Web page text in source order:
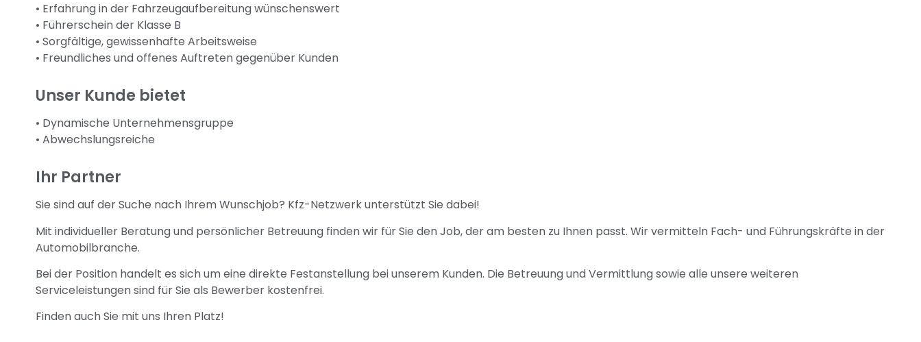
• Erfahrung in der Fahrzeugaufbereitung wünschenswert
• Führerschein der Klasse B
• Sorgfältige, gewissenhafte Arbeitsweise
• Freundliches und offenes Auftreten gegenüber Kunden
Unser Kunde bietet
• Dynamische Unternehmensgruppe
• Abwechslungsreiche
Ihr Partner
Sie sind auf der Suche nach Ihrem Wunschjob? Kfz-Netzwerk unterstützt Sie dabei!
Mit individueller Beratung und persönlicher Betreuung finden wir für Sie den Job, der am besten zu Ihnen passt. Wir vermitteln Fach- und Führungskräfte in der
Automobilbranche.
Bei der Position handelt es sich um eine direkte Festanstellung bei unserem Kunden. Die Betreuung und Vermittlung sowie alle unsere weiteren
Serviceleistungen sind für Sie als Bewerber kostenfrei.
Finden auch Sie mit uns Ihren Platz!